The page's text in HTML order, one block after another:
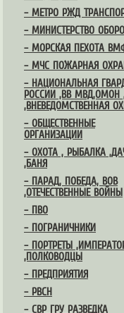
– МЕТРО РЖД
– МИНИСТЕРСТВО
– МОРСКАЯ ПЕХОТА
– МЧС ПОЖАРНАЯ
– НАЦИОНАЛЬНАЯ
РОССИИ ,ВВ МВД,ОМОН
,ВНЕВЕДОМСТВЕННАЯ
– ОБЩЕСТВЕННЫЕ
ОРГАНИЗАЦИИ
– ОХОТА , РЫБАЛКА
,БАНЯ
– ПАРАД, ПОБЕДА, ВОВ
,ОТЕЧЕСТВЕННЫЕ ВОЙНЫ
– ПВО
– ПОГРАНИЧНИКИ
– ПОРТРЕТЫ
,ПОЛКОВОДЦЫ
– ПРЕДПРИЯТИЯ
– РВСН
– СВР ГРУ РАЗВЕДКА